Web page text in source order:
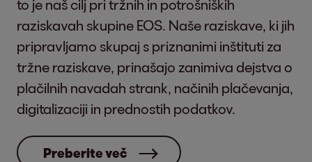
to je naš cilj pri tržnih in potrošniških
raziskavah skupine EOS. Naše raziskave, ki jih
pripravljamo skupaj s priznanimi inštituti za
tržne raziskave, prinašajo zanimiva dejstva o
plačilnih navadah strank, načinih plačevanja,
digitalizaciji in prednostih podatkov.
Preberite več